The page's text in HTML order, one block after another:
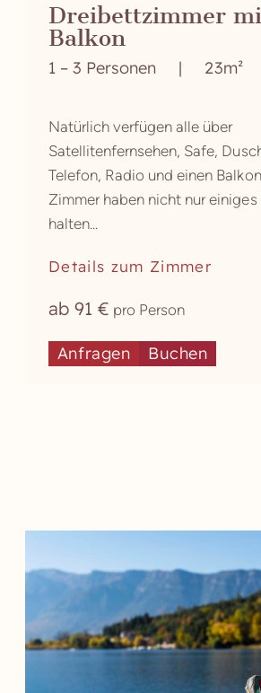
Dreibettzimmer
Balkon
1 – 3 Personen | 23m²
Natürlich verfügen alle über
Satellitenfernsehen, Safe,
Telefon, Radio und einen
Zimmer haben nicht nur
halten...
Details zum Zimmer
ab 91 € pro Person
Anfragen Buchen